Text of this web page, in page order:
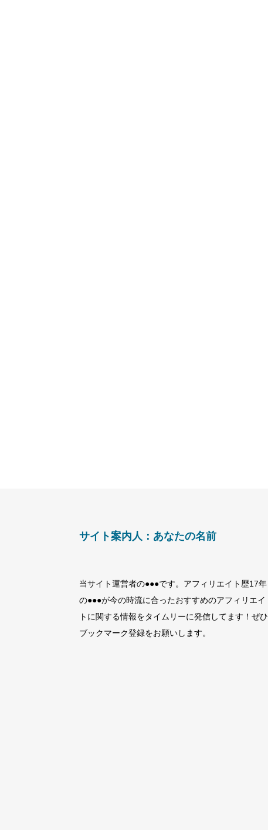
サイト案内人：あなたの名前
当サイト運営者の●●●です。アフィリエイト歴17年
の●●●が今の時流に合ったおすすめのアフィリエイ
トに関する情報をタイムリーに発信してます！ぜひ
ブックマーク登録をお願いします。